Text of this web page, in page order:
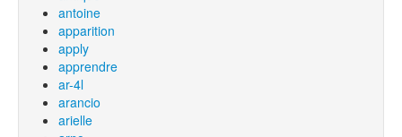
antoine
apparition
apply
apprendre
ar-4l
arancio
arielle